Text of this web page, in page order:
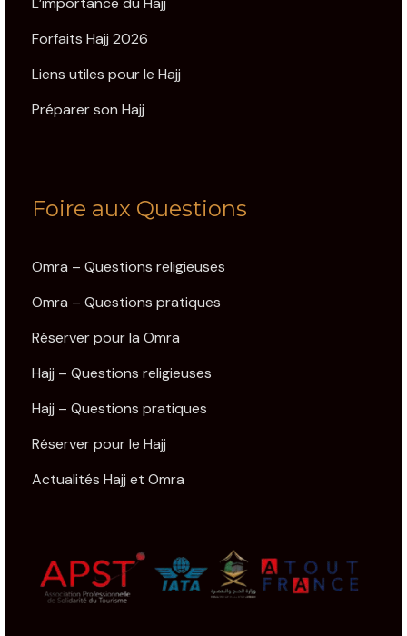
Forfaits Hajj 2026
Liens utiles pour le Hajj
Préparer son Hajj
Foire aux Questions
Omra – Questions religieuses
Omra – Questions pratiques
Réserver pour la Omra
Hajj – Questions religieuses
Hajj – Questions pratiques
Réserver pour le Hajj
Actualités Hajj et Omra